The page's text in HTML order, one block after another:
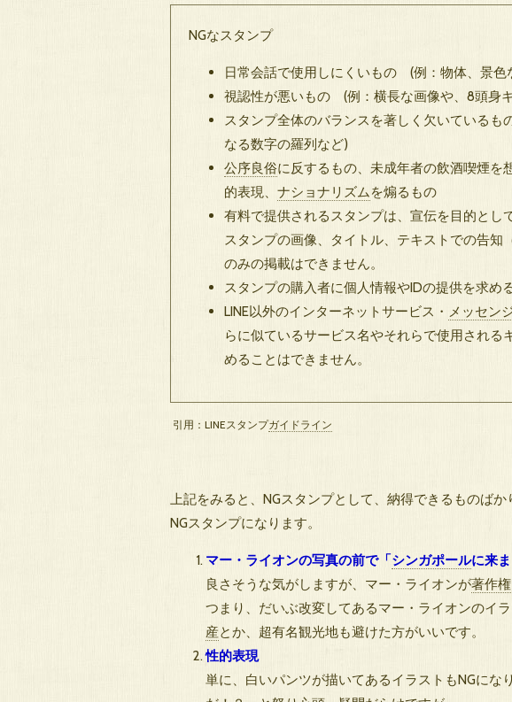
NGなスタンプ
日常会話で使用しにくいもの (例：物体、景色
視認性が悪いもの (例：横長な画像や、8頭身
スタンプ全体のバランスを著しく欠いている
なる数字の羅列など)
公序良俗に反するもの、未成年者の飲酒喫煙を
的表現、 ナショナリズムを煽るもの
有料で提供されるスタンプは、宣伝を目的とし
スタンプの画像、タイトル、テキストでの告知
のみの掲載はできません。
スタンプの購入者に個人情報やIDの提供を求め
LINE以外のインターネットサービス・ メッセン
らに似ているサービス名やそれらで使用される
めることはできません。
引用：LINEスタンプガイドライン
上記をみると、NGスタンプとして、納得できるものば
NGスタンプになります。
マー・ライオンの写真の前で「シンガポールに来ま
良さそうな気がしますが、マー・ライオンが著作権
つまり、だいぶ改変してあるマー・ライオンのイラ
産とか、超有名観光地も避けた方がいいです。
性的表現
単に、白いパンツが描いてあるイラストもNGにな